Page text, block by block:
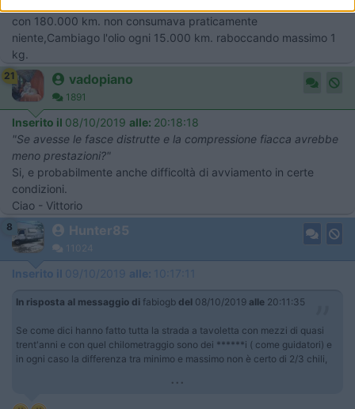
con 180.000 km. non consumava praticamente
niente,Cambiago l'olio ogni 15.000 km. raboccando massimo 1
kg.
21 vadopiano
1891
Inserito il 08/10/2019 alle: 20:18:18
"Se avesse le fasce distrutte e la compressione fiacca avrebbe
meno prestazioni?"
Si, e probabilmente anche difficoltà di avviamento in certe
condizioni.
Ciao - Vittorio
8 Hunter85
11024
Inserito il 09/10/2019 alle: 10:17:11
In risposta al messaggio di fabiogb del 08/10/2019 alle 20:11:35
Se come dici hanno fatto tutta la strada a tavoletta con mezzi di quasi
trent'anni e con quel chilometraggio sono dei ******i ( come guidatori) e
in ogni caso la differenza tra minimo e massimo non è certo di 2/3 chili,
...